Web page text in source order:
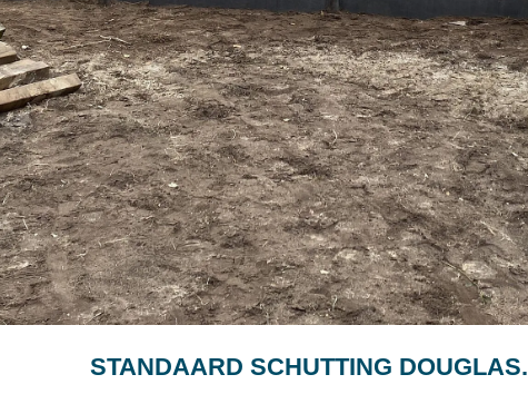
STANDAARD SCHUTTING DOUGLAS.